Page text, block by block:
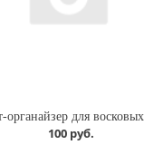
100 руб.